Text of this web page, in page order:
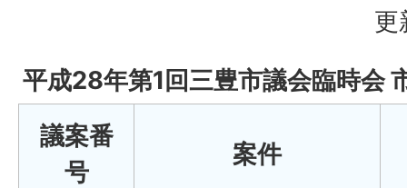
更
平成28年第1回三豊市議会臨時会
議案番
号
案件